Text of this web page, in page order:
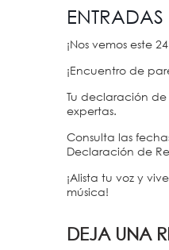
ENTRADAS
¡Nos vemos este
¡Encuentro de
Tu declaración
expertas.
Consulta las
Declaración de
¡Alista tu voz y
música!
DEJA UNA